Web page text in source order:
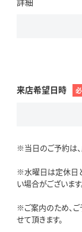
来店希望日時
※当日のご予約は
※水曜日は定休日
い場合がございます
※ご案内のため、
せて頂きます。